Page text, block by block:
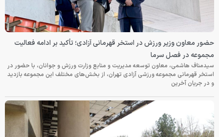
حضور معاون وزیر ورزش در استخر قهرمانی آزادی؛ تأکید بر ادامه فعالیت
مجموعه در فصل سرما
سیدمناف هاشمی، معاون توسعه مدیریت و منابع وزارت ورزش و جوانان، با حضور در
استخر قهرمانی مجموعه ورزشی آزادی تهران، از بخش‌های مختلف این مجموعه بازدید
و در جریان آخرین